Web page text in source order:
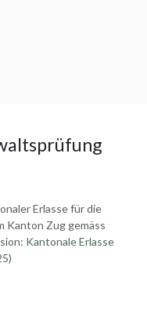
Erlasse für die
Kanton Zug gemäss
Kantonale Erlasse